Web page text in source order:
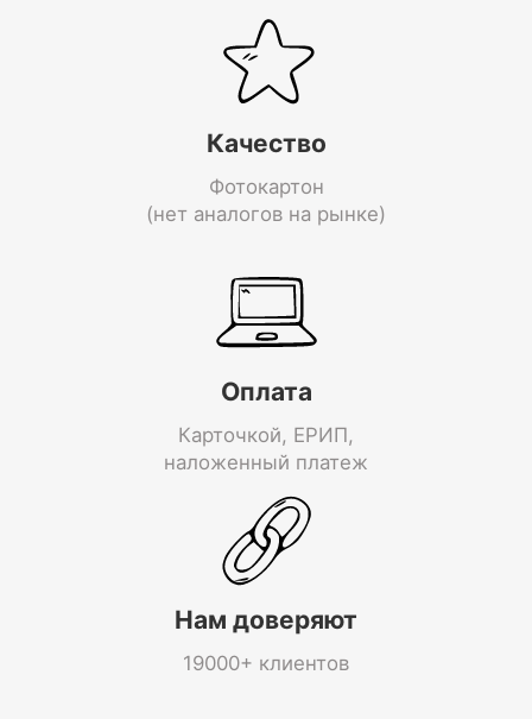
Качество
Фотокартон
(нет аналогов на рынке)
Оплата
Карточкой, ЕРИП,
наложенный платеж
Нам доверяют
19000+ клиентов